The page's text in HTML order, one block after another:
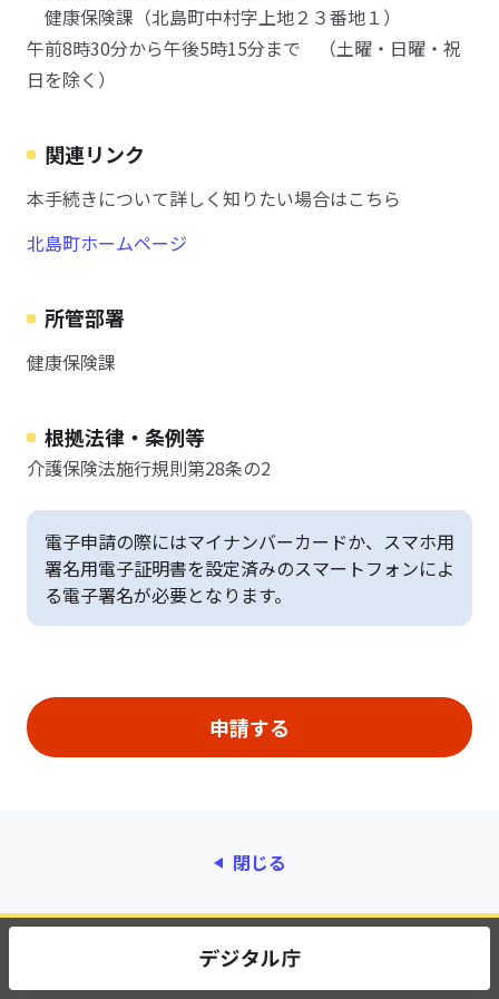
健康保険課（北島町中村字上地２３番地１）
午前8時30分から午後5時15分まで （土曜・日曜・祝
日を除く）
関連リンク
本手続きについて詳しく知りたい場合はこちら
北島町ホームページ
所管部署
健康保険課
根拠法律・条例等
介護保険法施行規則第28条の2
電子申請の際にはマイナンバーカードか、スマホ用
署名用電子証明書を設定済みのスマートフォンによ
る電子署名が必要となります。
閉じる